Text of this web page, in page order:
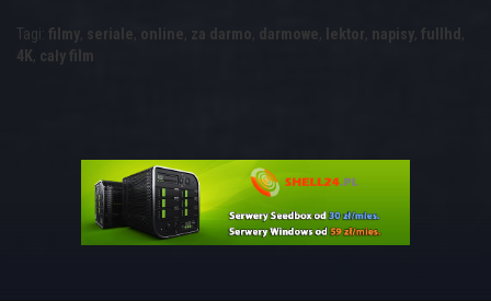
Tagi: filmy, seriale, online, za darmo, darmowe, lektor, napisy, fullhd ,
4K, cały film